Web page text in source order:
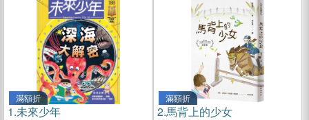
偉大的迷走神經
滿額折
1.未來少年
滿額折
2.馬背上的少女